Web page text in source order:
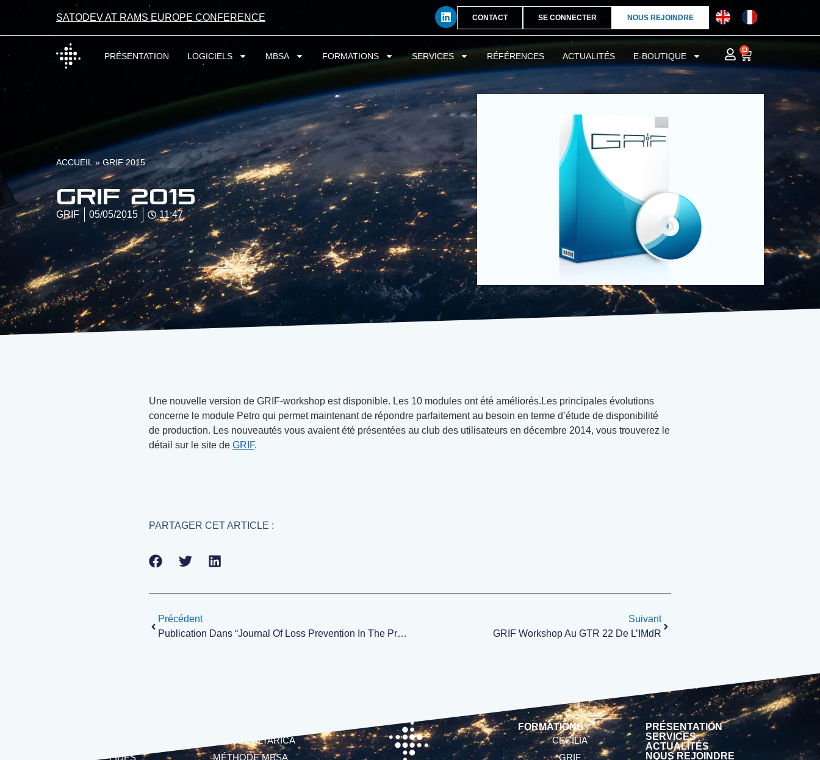
SATODEV AT RAMS EUROPE CONFERENCE CONTACT SE CONNECTER NOUS REJOINDRE
PRÉSENTATION LOGICIELS MBSA FORMATIONS SERVICES RÉFÉRENCES ACTUALITÉS E-BOUTIQUE
0
ACCUEIL» GRIF 2015
GRIF 2015
GRIF 05/05/2015 11:47
Une nouvelle version de GRIF-workshop est disponible. Les 10 modules ont été améliorés.Les principales évolutions
concerne le module Petro qui permet maintenant de répondre parfaitement au besoin en terme d’étude de disponibilité
de production. Les nouveautés vous avaient été présentées au club des utilisateurs en décembre 2014, vous trouverez le
détail sur le site de GRIF.
PARTAGER CET ARTICLE :
Précédent
Publication Dans “Journal Of Loss Prevention In The Process Industries”
Suivant
GRIF Workshop Au GTR 22 De L’IMdR
FIDES
LANGAGE ALTARICA
MÉTHODE MBSA
FORMATIONS
CECILIA
GRIF
PRÉSENTATION
SERVICES
ACTUALITÉS
NOUS REJOINDRE